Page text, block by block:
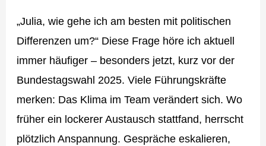
„Julia, wie gehe ich am besten mit politischen
Differenzen um?“ Diese Frage höre ich aktuell
immer häufiger – besonders jetzt, kurz vor der
Bundestagswahl 2025. Viele Führungskräfte
merken: Das Klima im Team verändert sich. Wo
früher ein lockerer Austausch stattfand, herrscht
plötzlich Anspannung. Gespräche eskalieren,
um
Konflikte
zu
entschärfen